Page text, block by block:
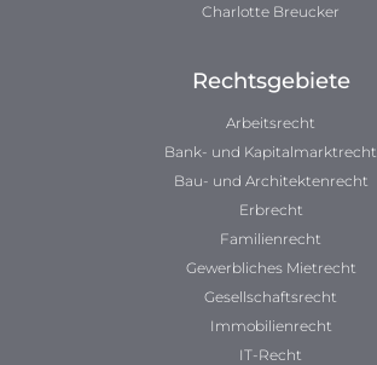
Charlotte Breucker
Rechtsgebiete
Arbeitsrecht
Bank- und Kapitalmarktrecht
Bau- und Architektenrecht
Erbrecht
Familienrecht
Gewerbliches Mietrecht
Gesellschaftsrecht
Immobilienrecht
IT-Recht